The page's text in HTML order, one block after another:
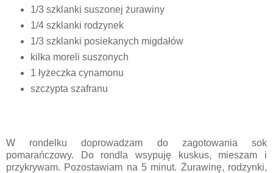
1/3 szklanki suszonej żurawiny
1/4 szklanki rodzynek
1/3 szklanki posiekanych migdałów
kilka moreli suszonych
1 łyżeczka cynamonu
szczypta szafranu
W rondelku doprowadzam do zagotowania sok
pomarańczowy. Do rondla wsypuję kuskus, mieszam i
przykrywam. Pozostawiam na 5 minut. Żurawinę, rodzynki,